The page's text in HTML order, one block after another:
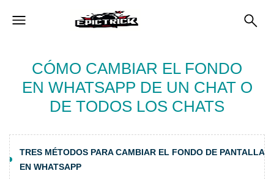
CÓMO CAMBIAR EL FONDO
EN WHATSAPP DE UN CHAT O
DE TODOS LOS CHATS
TRES MÉTODOS PARA CAMBIAR EL FONDO DE PANTALLA
EN WHATSAPP